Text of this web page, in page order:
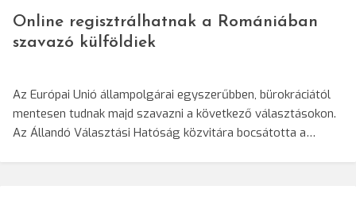
Online regisztrálhatnak a Romániában
szavazó külföldiek
Az Európai Unió állampolgárai egyszerűbben, bürokráciától
mentesen tudnak majd szavazni a következő választásokon.
Az Állandó Választási Hatóság közvitára bocsátotta a…